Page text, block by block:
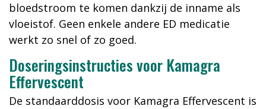
bloedstroom te komen dankzij de inname als
vloeistof. Geen enkele andere ED medicatie
werkt zo snel of zo goed.
Doseringsinstructies voor Kamagra
Effervescent
De standaarddosis voor Kamagra Effervescent is